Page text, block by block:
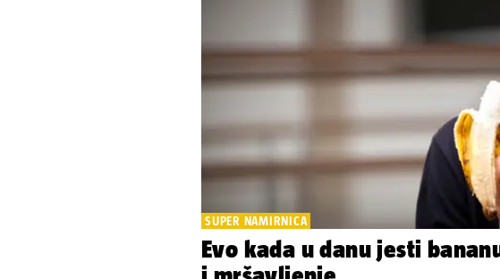
SUPER NAMIRNICA
Evo kada u danu jesti